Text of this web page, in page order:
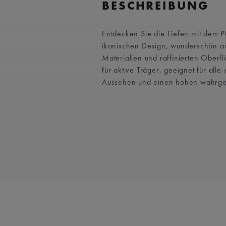
BESCHREIBUNG
Entdecken Sie die Tiefen mit dem
ikonischen Design, wunderschön
Materialien und raffinierten
für aktive Träger, geeignet für alle
Aussehen und einen hohen